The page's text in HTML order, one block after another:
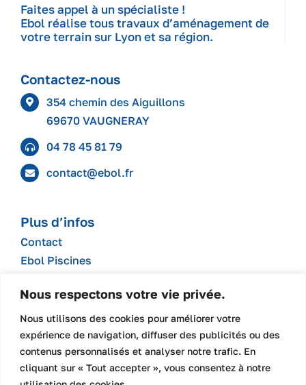
Nous respectons votre vie privée.
Nous utilisons des cookies pour améliorer votre
expérience de navigation, diffuser des publicités ou des
contenus personnalisés et analyser notre trafic. En
cliquant sur « Tout accepter », vous consentez à notre
Faites appel à un spécialiste !
Ebol réalise tous travaux d’aménagement de
votre terrain sur Lyon et sa région.
Contactez-nous
354 chemin des Aiguillons
69670 VAUGNERAY
04 78 45 81 79
contact@ebol.fr
Plus d’infos
Contact
Ebol Piscines
Politique de confidentialité
Mentions légales